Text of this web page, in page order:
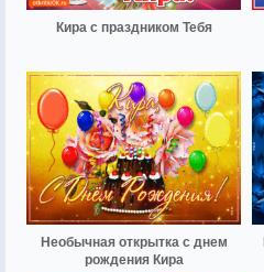
Кира с праздником Тебя
Необычная открытка с днем
рождения Кира